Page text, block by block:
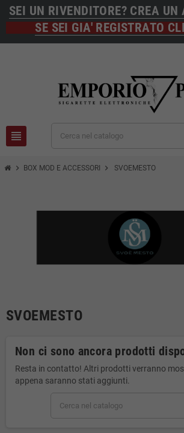
SEI UN RIVENDITORE? CREA UN
SE SEI GIA' REGISTRATO
view_headline
chevron_right BOX MOD E ACCESSORI chevron_right SVOEMESTO
SVOEMESTO
Non ci sono ancora prodotti
Resta in contatto! Altri prodotti verranno
appena saranno stati aggiunti.